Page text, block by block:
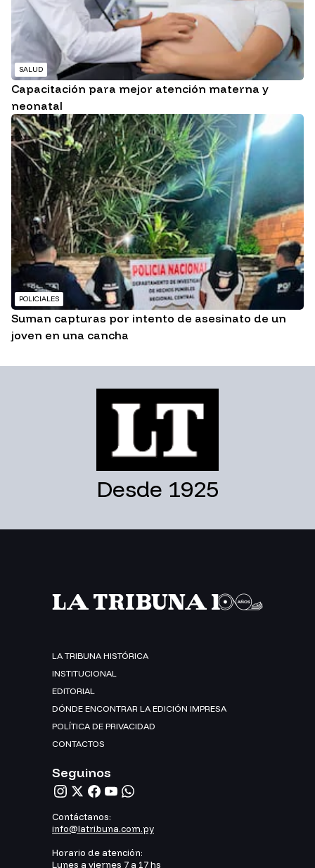
SALUD
Capacitación para mejor atención materna y
neonatal
POLICIALES
Suman capturas por intento de asesinato de un
joven en una cancha
Desde 1925
LA TRIBUNA HISTÓRICA
INSTITUCIONAL
EDITORIAL
DÓNDE ENCONTRAR LA EDICIÓN IMPRESA
POLÍTICA DE PRIVACIDAD
CONTACTOS
Seguinos
Contáctanos:
info@latribuna.com.py
Horario de atención:
Lunes a viernes 7 a 17 hs